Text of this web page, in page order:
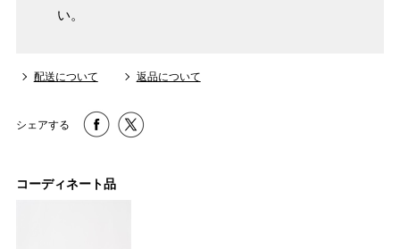
い。
配送について 返品について
シェアする
コーディネート品